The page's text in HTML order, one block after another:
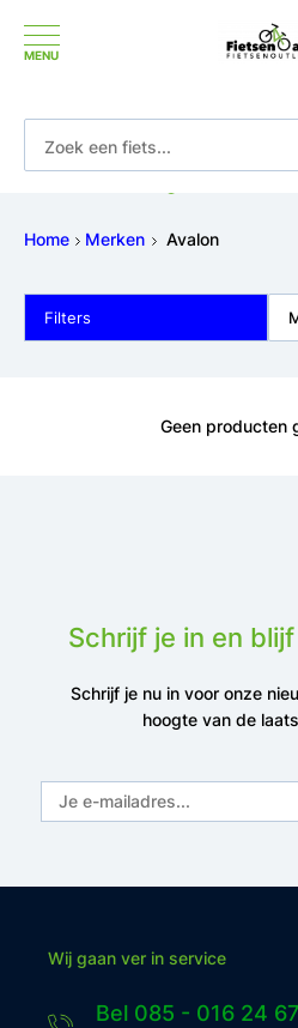
MENU
Home Merken Avalon
Filters
Geen producten
Schrijf je in en
Schrijf je nu in voor onze
hoogte van de
Wij gaan ver in service
Bel 085 - 016 24 67